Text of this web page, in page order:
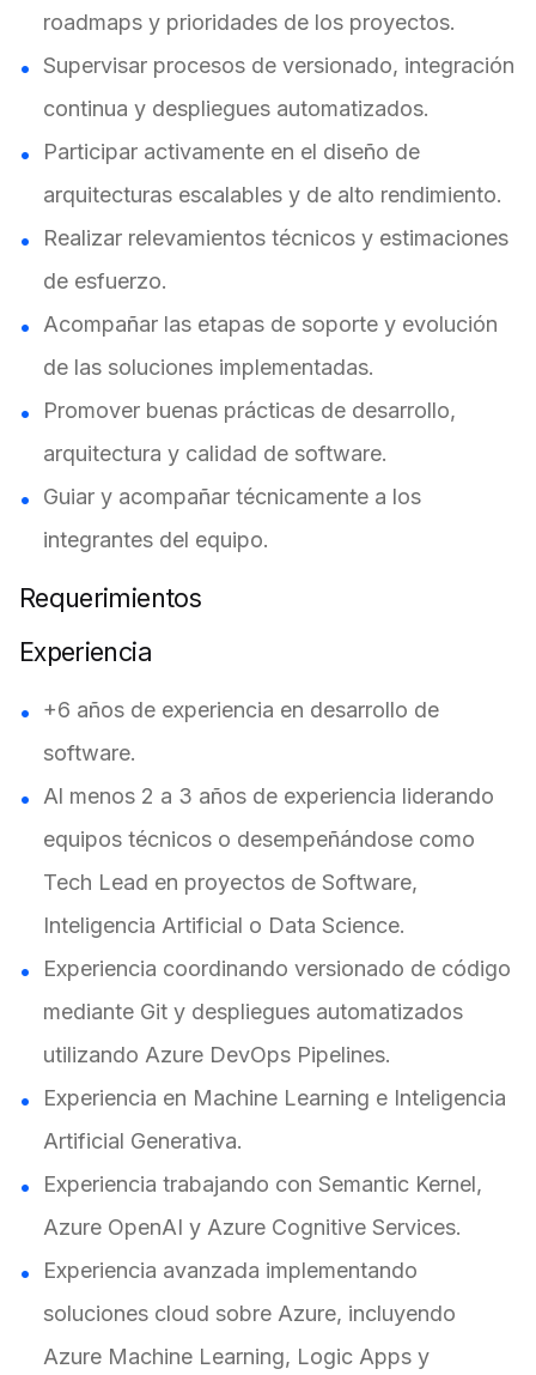
roadmaps y prioridades de los proyectos.
Supervisar procesos de versionado, integración
continua y despliegues automatizados.
Participar activamente en el diseño de
arquitecturas escalables y de alto rendimiento.
Realizar relevamientos técnicos y estimaciones
de esfuerzo.
Acompañar las etapas de soporte y evolución
de las soluciones implementadas.
Promover buenas prácticas de desarrollo,
arquitectura y calidad de software.
Guiar y acompañar técnicamente a los
integrantes del equipo.
Requerimientos
Experiencia
+6 años de experiencia en desarrollo de
software.
Al menos 2 a 3 años de experiencia liderando
equipos técnicos o desempeñándose como
Tech Lead en proyectos de Software,
Inteligencia Artificial o Data Science.
Experiencia coordinando versionado de código
mediante Git y despliegues automatizados
utilizando Azure DevOps Pipelines.
Experiencia en Machine Learning e Inteligencia
Artificial Generativa.
Experiencia trabajando con Semantic Kernel,
Azure OpenAI y Azure Cognitive Services.
Experiencia avanzada implementando
soluciones cloud sobre Azure, incluyendo
Azure Machine Learning, Logic Apps y